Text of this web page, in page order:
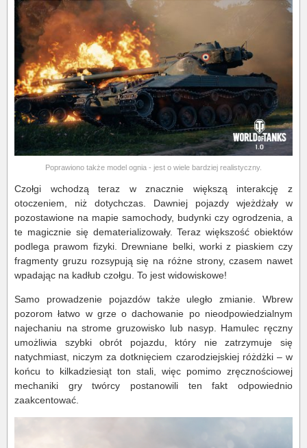
Poprawiono także model ognia - jest o wiele bardziej realistyczny.
Czołgi wchodzą teraz w znacznie większą interakcję z
otoczeniem, niż dotychczas. Dawniej pojazdy wjeżdżały w
pozostawione na mapie samochody, budynki czy ogrodzenia, a
te magicznie się dematerializowały. Teraz większość obiektów
podlega prawom fizyki. Drewniane belki, worki z piaskiem czy
fragmenty gruzu rozsypują się na różne strony, czasem nawet
wpadając na kadłub czołgu. To jest widowiskowe!
Samo prowadzenie pojazdów także uległo zmianie. Wbrew
pozorom łatwo w grze o dachowanie po nieodpowiedzialnym
najechaniu na strome gruzowisko lub nasyp. Hamulec ręczny
umożliwia szybki obrót pojazdu, który nie zatrzymuje się
natychmiast, niczym za dotknięciem czarodziejskiej różdżki – w
końcu to kilkadziesiąt ton stali, więc pomimo zręcznościowej
mechaniki gry twórcy postanowili ten fakt odpowiednio
zaakcentować.